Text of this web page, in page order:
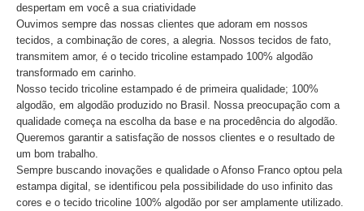
despertam em você a sua criatividade
Ouvimos sempre das nossas clientes que adoram em nossos
tecidos, a combinação de cores, a alegria. Nossos tecidos de fato,
transmitem amor, é o tecido tricoline estampado 100% algodão
transformado em carinho.
Nosso tecido tricoline estampado é de primeira qualidade; 100%
algodão, em algodão produzido no Brasil. Nossa preocupação com a
qualidade começa na escolha da base e na procedência do algodão.
Queremos garantir a satisfação de nossos clientes e o resultado de
um bom trabalho.
Sempre buscando inovações e qualidade o Afonso Franco optou pela
estampa digital, se identificou pela possibilidade do uso infinito das
cores e o tecido tricoline 100% algodão por ser amplamente utilizado.